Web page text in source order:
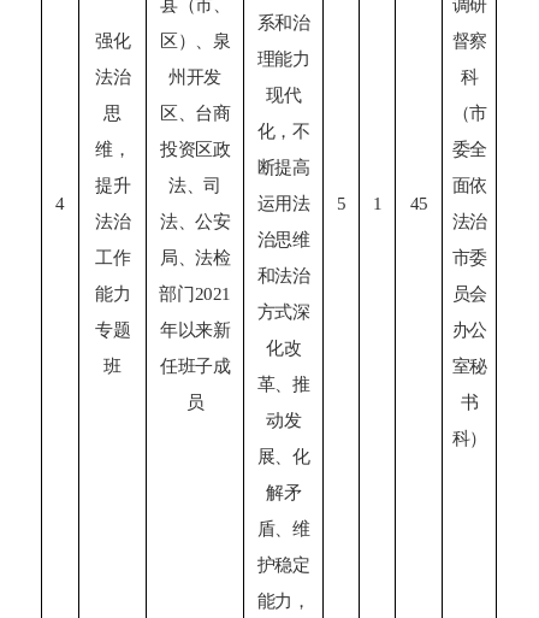
4
强化
法治
思
维，
提升
法治
工作
能力
专题
班
县（市、
区）、泉
州开发
区、台商
投资区政
法、司
法、公安
局、法检
部门2021
年以来新
任班子成
员
系和治
理能力
现代
化，不
断提高
运用法
治思维
和法治
方式深
化改
革、推
动发
展、化
解矛
盾、维
护稳定
能力，
5 1 45
调研
督察
科
（市
委全
面依
法治
市委
员会
办公
室秘
书
科）